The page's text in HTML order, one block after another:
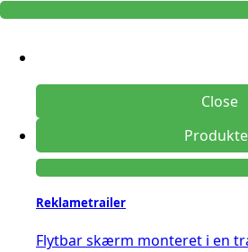
Close
Reklametrailer
Flytbar skærm monteret i en